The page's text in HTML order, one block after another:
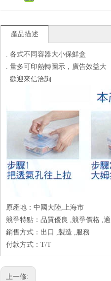
產品描述
. 各式不同容器大小保鮮盒
. 量多可印熱轉圖示，廣告效益大
. 歡迎來信洽詢
原產地：中國大陸,上海市
競爭特點：品質優良 ,競爭價格 ,
銷售方式：出口 ,製造 ,服務
付款方式：T/T
上一條: